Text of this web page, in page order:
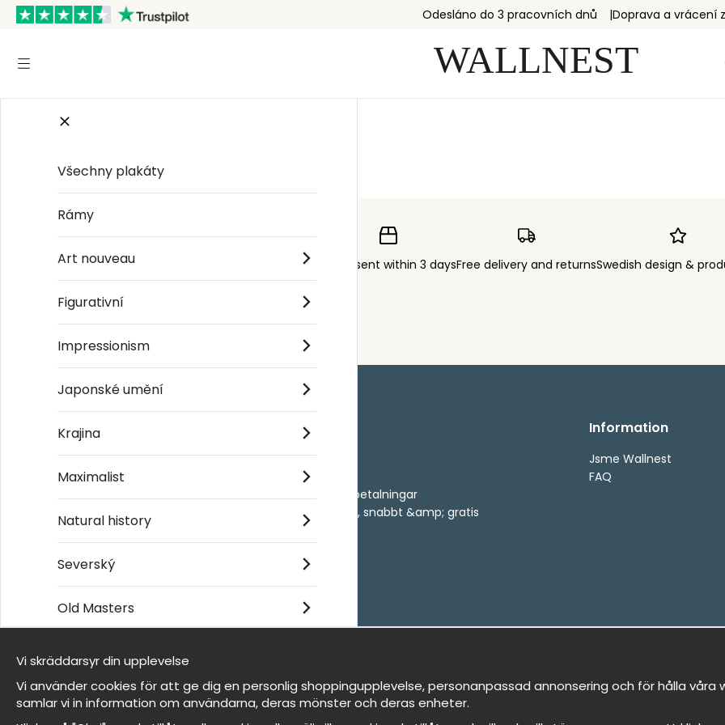
Odesláno do 3 pracovních dnů Doprava a vrácení
Order sent within 3 daysFree delivery and returnsSwedish design &
Kontakta oss
- Returer och återbetalningar
- Leverans - enkelt, snabbt &amp; gratis
Om cookies
Mina favoriter
Information
Jsme Wallnest
FAQ
Et harum quidem rerum facilis est et expedita
Všechny plakáty
Rámy
Art nouveau
Figurativní
Impressionism
Japonské umění
Krajina
Maximalist
Natural history
Severský
Old Masters
Jsme Wallnest
FAQ
Vi skräddarsyr din upplevelse
Vi använder cookies för att ge dig en personlig shoppingupplevelse, personanpassad annonsering och för hålla
samlar vi in information om användarna, deras mönster och deras enheter.